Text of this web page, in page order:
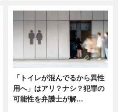
「トイレが混んでるから異性
用へ」はアリ？ナシ？犯罪の
可能性を弁護士が解…